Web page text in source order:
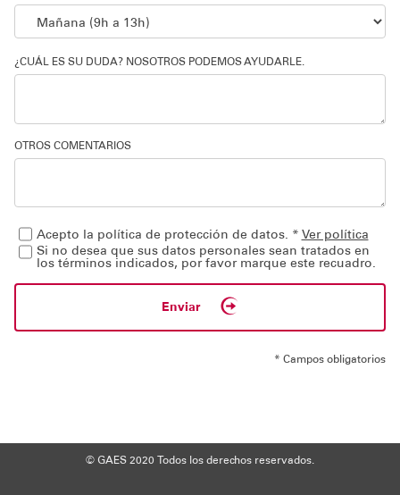
¿CUÁL ES SU DUDA? NOSOTROS PODEMOS AYUDARLE.
OTROS COMENTARIOS
Acepto la política de protección de datos. * Ver política
Si no desea que sus datos personales sean tratados en
los términos indicados, por favor marque este recuadro.
Enviar
* Campos obligatorios
© GAES 2020 Todos los derechos reservados.